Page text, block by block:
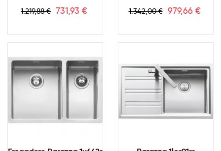
Precio
1.219,88 € Precio
731,93 € Precio
1.342,00 € Precio
979,66 €